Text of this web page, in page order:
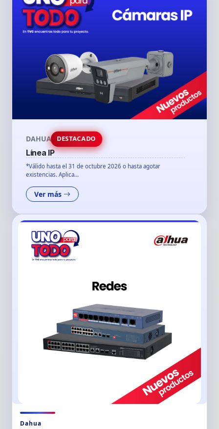
DAHUA DESTACADO
Línea IP
*Válido hasta el 31 de octubre 2026 o hasta agotar
existencias. Aplica...
Ver más
Dahua